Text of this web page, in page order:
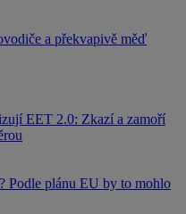
a překvapivě měď
EET 2.0: Zkazí a zamoří
Podle plánu EU by to mohlo